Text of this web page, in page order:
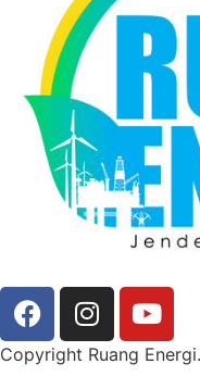
Copyright Ruang